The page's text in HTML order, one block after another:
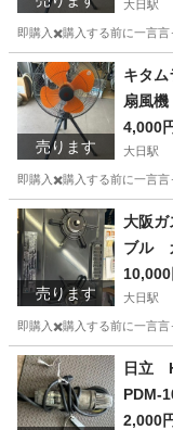
大日駅
即購入✖️購入する前に一言言
大阪 守口市 大日駅
売ります
キタ
扇風
4,000
大日駅
即購入✖️購入する前に一言言
大阪 守口市 大日駅
売ります
大阪
ブル
10,000
大日駅
即購入✖️購入する前に一言言
大阪 守口市 大日駅
日立
2,000